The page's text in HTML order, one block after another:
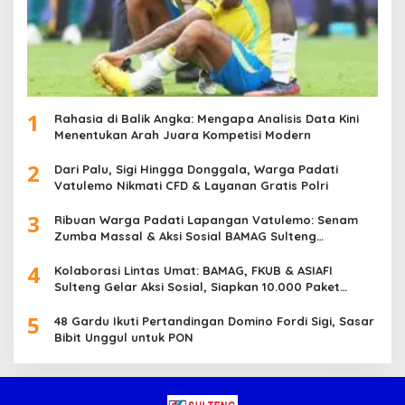
1
Rahasia di Balik Angka: Mengapa Analisis Data Kini
Menentukan Arah Juara Kompetisi Modern
2
Dari Palu, Sigi Hingga Donggala, Warga Padati
Vatulemo Nikmati CFD & Layanan Gratis Polri
3
Ribuan Warga Padati Lapangan Vatulemo: Senam
Zumba Massal & Aksi Sosial BAMAG Sulteng
4
Kolaborasi Lintas Umat: BAMAG, FKUB & ASIAFI
Sulteng Gelar Aksi Sosial, Siapkan 10.000 Paket
5
48 Gardu Ikuti Pertandingan Domino Fordi Sigi, Sasar
Bibit Unggul untuk PON